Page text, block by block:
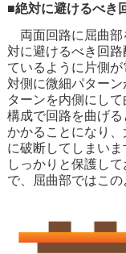
■絶対に避けるべき
両面回路に屈曲部
対に避けるべき回
ているように片側
対側に微細パター
ターンを内側にし
構成で回路を曲げ
かかることになり
に破断してしまい
しっかりと保護し
で、屈曲部ではこの